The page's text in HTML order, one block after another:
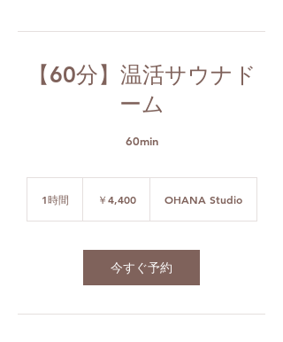
【60分】温活サウナド
ーム
60min
1時間 ￥4,400 OHANA Studio
今すぐ予約